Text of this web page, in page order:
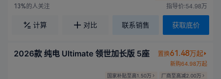
13%的人关注 指导价:54.98万
计算 对比 联系销售 获取底价
2026款 纯电 Ultimate 领世加长版 5座 置换61.48万起
新购64.98万起
国家补贴至高1.50万 厂商至高减2.00万